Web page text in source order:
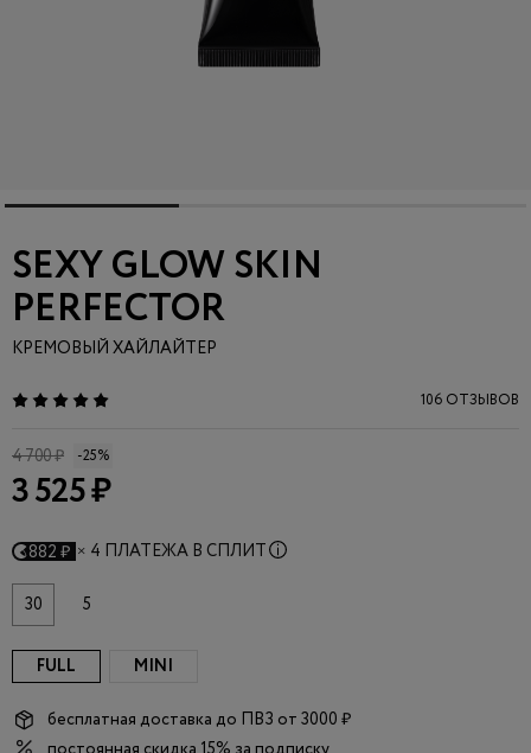
SEXY GLOW SKIN
PERFECTOR
КРЕМОВЫЙ ХАЙЛАЙТЕР
106 ОТЗЫВОВ
4 700 ₽ -25%
3 525 ₽
882 ₽ × 4 ПЛАТЕЖА В СПЛИТ
30 5
FULL MINI
бесплатная доставка до ПВЗ от 3000 ₽